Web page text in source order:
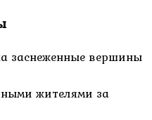
заснеженные вершины
жителями за